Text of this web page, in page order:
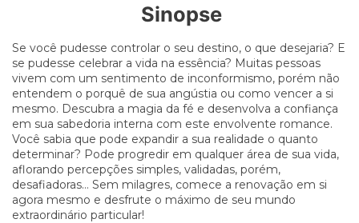
Sinopse
Se você pudesse controlar o seu destino, o que desejaria? E
se pudesse celebrar a vida na essência? Muitas pessoas
vivem com um sentimento de inconformismo, porém não
entendem o porquê de sua angústia ou como vencer a si
mesmo. Descubra a magia da fé e desenvolva a confiança
em sua sabedoria interna com este envolvente romance.
Você sabia que pode expandir a sua realidade o quanto
determinar? Pode progredir em qualquer área de sua vida,
aflorando percepções simples, validadas, porém,
desafiadoras… Sem milagres, comece a renovação em si
agora mesmo e desfrute o máximo de seu mundo
extraordinário particular!